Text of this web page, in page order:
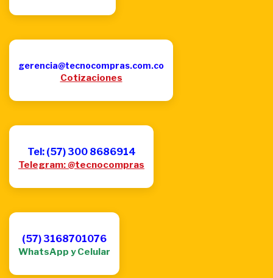
gerencia@tecnocompras.com.co
Cotizaciones
Tel: (57) 300 8686914
Telegram: @tecnocompras
(57) 3168701076
WhatsApp y Celular